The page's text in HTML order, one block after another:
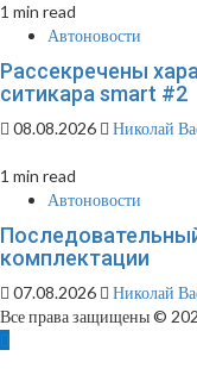
1 min read
Автоновости
Рассекречены
ситикара smart #2
08.08.2026 Николай
1 min read
Автоновости
комплектации
07.08.2026
Николай
Все права защищены ©